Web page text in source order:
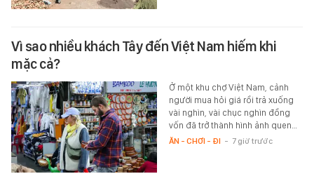
Vì sao nhiều khách Tây đến Việt Nam hiếm khi
mặc cả?
Ở một khu chợ Việt Nam, cảnh
người mua hỏi giá rồi trả xuống
vài nghìn, vài chục nghìn đồng
vốn đã trở thành hình ảnh quen…
ĂN - CHƠI - ĐI - 7 giờ trước